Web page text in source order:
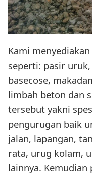
Kami
seperti: pasir
basecose,
limbah beton dan
tersebut yakni
pengurugan baik
jalan, lapangan,
rata, urug kolam,
lainnya.